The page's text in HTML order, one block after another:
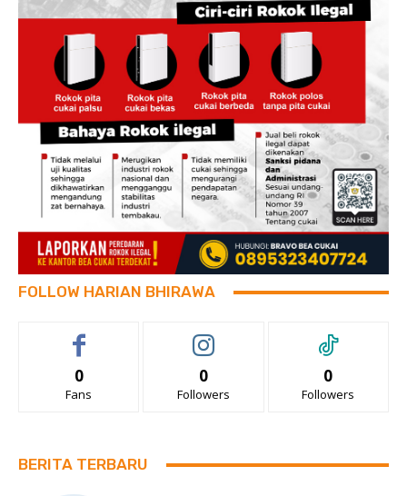
FOLLOW HARIAN BHIRAWA
0
Fans
0
Followers
0
Followers
BERITA TERBARU